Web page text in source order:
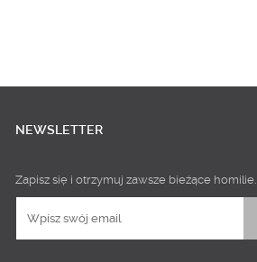
NEWSLETTER
Zapisz się i otrzymuj zawsze bieżące homilie.